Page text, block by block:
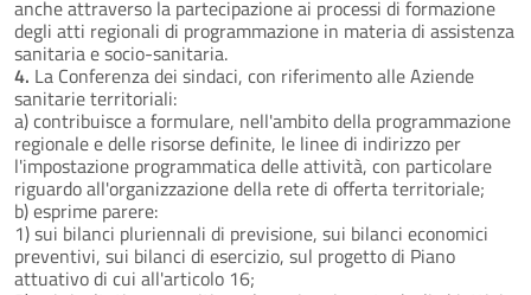
anche attraverso la partecipazione ai processi di formazione
degli atti regionali di programmazione in materia di assistenza
sanitaria e socio-sanitaria.
4. La Conferenza dei sindaci, con riferimento alle Aziende
sanitarie territoriali:
a) contribuisce a formulare, nell'ambito della programmazione
regionale e delle risorse definite, le linee di indirizzo per
l'impostazione programmatica delle attività, con particolare
riguardo all'organizzazione della rete di offerta territoriale;
b) esprime parere:
1) sui bilanci pluriennali di previsione, sui bilanci economici
preventivi, sui bilanci di esercizio, sul progetto di Piano
attuativo di cui all'articolo 16;